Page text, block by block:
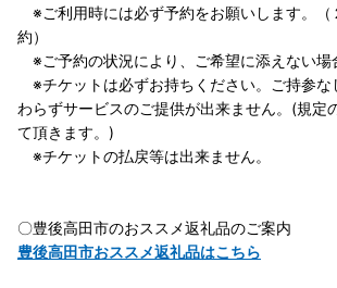
※ご利用時には必ず予約をお願いします。（
約）
※ご予約の状況により、ご希望に添えない場
※チケットは必ずお持ちください。ご持参な
わらずサービスのご提供が出来ません。(規定
て頂きます。)
※チケットの払戻等は出来ません。
〇豊後高田市のおススメ返礼品のご案内
豊後高田市おススメ返礼品はこちら